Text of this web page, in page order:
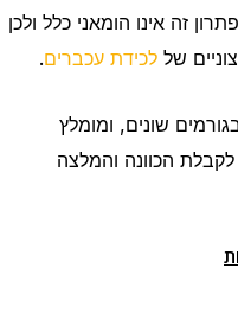
זה אינו הומאני כלל ולכן
של לכידת עכברים.
שונים, ומומלץ
לקבלת הכוונה והמלצה